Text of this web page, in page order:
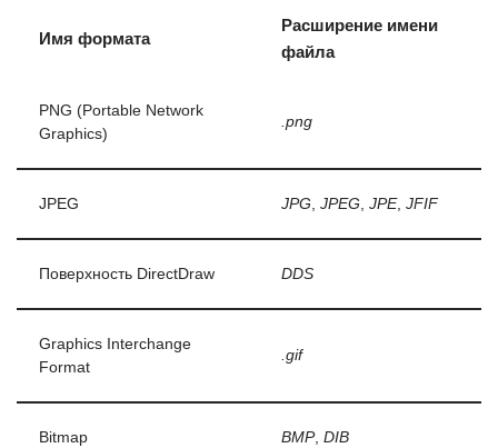
Имя формата
Расширение имени
файла
PNG (Portable Network
Graphics)
.png
JPEG JPG, JPEG, JPE, JFIF
Поверхность DirectDraw DDS
Graphics Interchange
Format
.gif
Bitmap BMP, DIB